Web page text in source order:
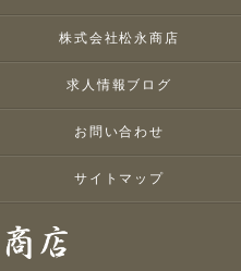
株式会社松永商店
求人情報ブログ
お問い合わせ
サイトマップ